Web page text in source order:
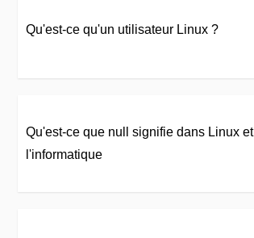
Qu'est-ce qu'un utilisateur Linux ?
Qu'est-ce que null signifie dans Linux et
l'informatique